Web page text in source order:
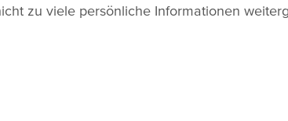
zu viele persönliche Informationen